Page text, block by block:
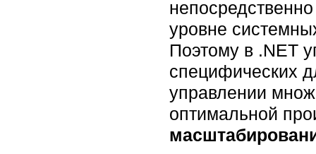
уровне
Поэтому в .NET
специфических
управлении
оптимальной